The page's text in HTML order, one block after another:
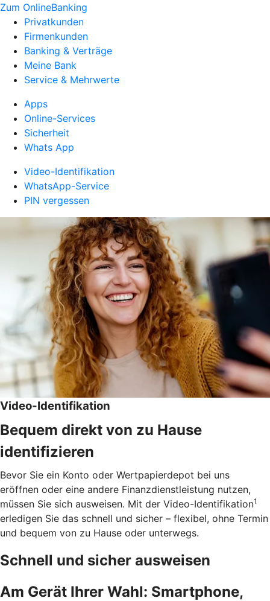
Zum OnlineBanking
Privatkunden
Firmenkunden
Banking & Verträge
Meine Bank
Service & Mehrwerte
Apps
Online-Services
Sicherheit
Whats App
Video-Identifikation
WhatsApp-Service
PIN vergessen
Video-Identifikation
Bequem direkt von zu Hause
identifizieren
Bevor Sie ein Konto oder Wertpapierdepot bei uns
eröffnen oder eine andere Finanzdienstleistung nutzen,
müssen Sie sich ausweisen. Mit der Video-Identifikation1
erledigen Sie das schnell und sicher – flexibel, ohne Termin
und bequem von zu Hause oder unterwegs.
Schnell und sicher ausweisen
Am Gerät Ihrer Wahl: Smartphone,